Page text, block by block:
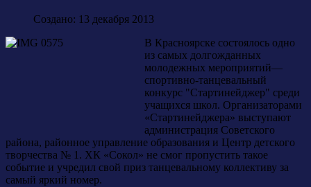
Создано: 13 декабря 2013
В Красноярске состоялось одно
из самых долгожданных
молодежных мероприятий—
спортивно-танцевальный
конкурс "Стартинейджер" среди
учащихся школ. Организаторами
«Стартинейджера» выступают
администрация Советского
района, районное управление образования и Центр детского
творчества № 1. ХК «Сокол» не смог пропустить такое
событие и учредил свой приз танцевальному коллективу за
самый яркий номер.